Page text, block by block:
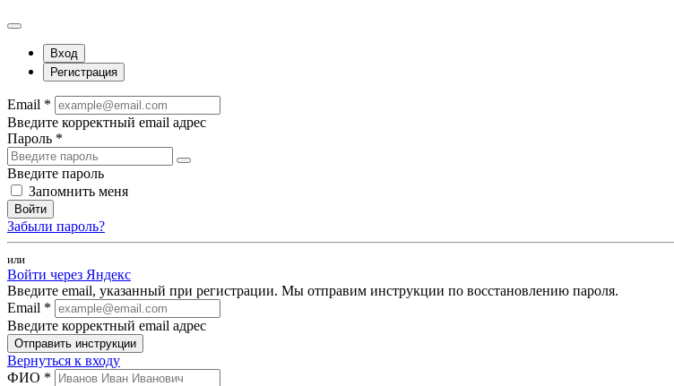
Вход
Регистрация
Email *
Введите корректный email адрес
Пароль *
Введите пароль
Запомнить меня
Войти
Забыли пароль?
или
Войти через Яндекс
Введите email, указанный при регистрации. Мы отправим инструкции по восстановлению пароля.
Email *
Введите корректный email адрес
Отправить инструкции
Вернуться к входу
ФИО *